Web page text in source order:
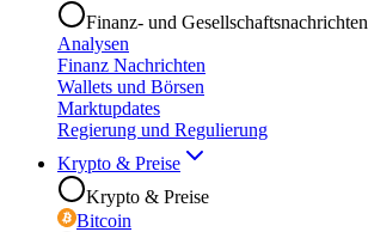
Finanz- und Gesellschaftsnachrichten
Analysen
Finanz Nachrichten
Wallets und Börsen
Marktupdates
Regierung und Regulierung
Krypto & Preise
Krypto & Preise
Bitcoin